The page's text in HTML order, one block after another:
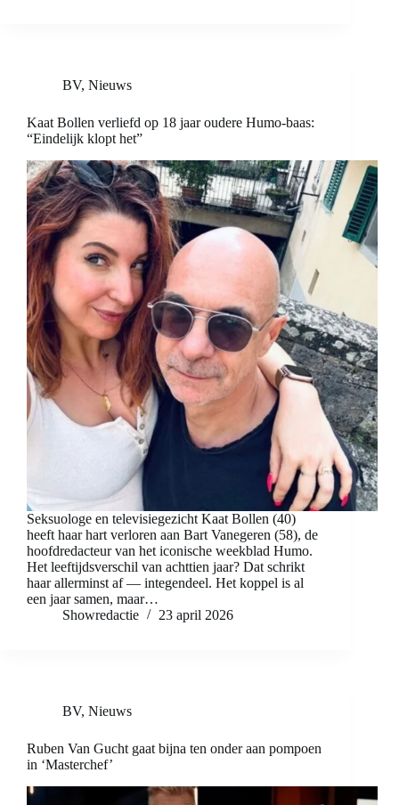
BV, Nieuws
Kaat Bollen verliefd op 18 jaar oudere Humo-baas:
“Eindelijk klopt het”
Seksuologe en televisiegezicht Kaat Bollen (40)
heeft haar hart verloren aan Bart Vanegeren (58), de
hoofdredacteur van het iconische weekblad Humo.
Het leeftijdsverschil van achttien jaar? Dat schrikt
haar allerminst af — integendeel. Het koppel is al
een jaar samen, maar…
Showredactie
23 april 2026
BV, Nieuws
Ruben Van Gucht gaat bijna ten onder aan pompoen
in ‘Masterchef’